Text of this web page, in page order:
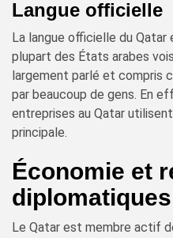
Langue officielle
La langue officielle du Qatar
plupart des États arabes
largement parlé et compris
par beaucoup de gens. En
entreprises au Qatar
principale.
Économie et
Le Qatar est membre actif